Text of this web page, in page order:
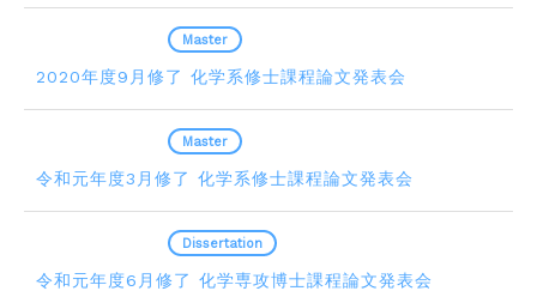
2020年度9月修了 化学系修士課程論文発表会
Master
令和元年度3月修了 化学系修士課程論文発表会
Master
令和元年度6月修了 化学専攻博士課程論文発表会
Dissertation